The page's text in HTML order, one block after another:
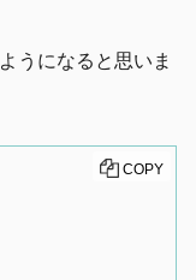
になると思いま
COPY